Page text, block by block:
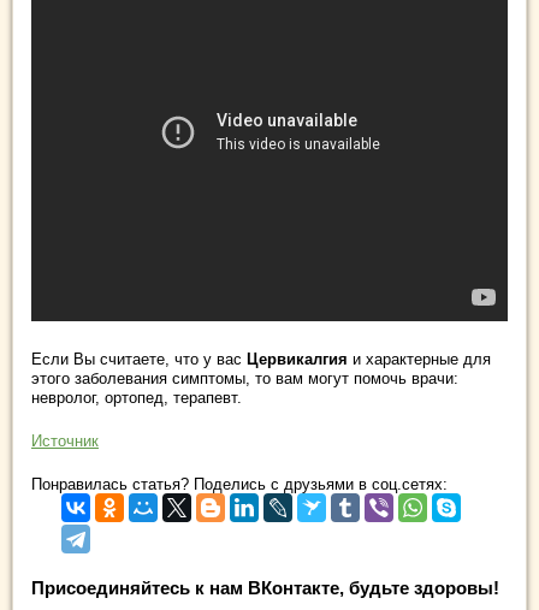
Если Вы считаете, что у вас Цервикалгия и характерные для
этого заболевания симптомы, то вам могут помочь врачи:
невролог, ортопед, терапевт.
Источник
Понравилась статья? Поделись с друзьями в соц.сетях:
Присоединяйтесь к нам ВКонтакте, будьте здоровы!